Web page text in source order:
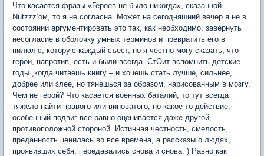
Что касается фразы «Героев не было никогда», сказанной
Nutzzz’ом, то я не согласна. Может на сегодняшний вечер я не в
состоянии аргументировать это так, как необходимо, завернуть
несогласие в оболочку умных терминов и превратить его в
пилюлю, которую каждый съест, но я честно могу сказать, что
герои, напротив, есть и были всегда. СтОит вспомнить детские
годы ,когда читаешь книгу – и хочешь стать лучше, сильнее,
добрее или злее, но тянешься за образом, нарисованным в мозгу.
Чем не герой? Что касается военных баталий, то тут всегда
тяжело найти правого или виноватого, но какое-то действие,
особенный подвиг все равно оценивается даже другой,
противоположной стороной. Истинная честность, смелость,
преданность ценилась во все времена, а рассказы о людях,
проявивших себя, передавались снова и снова. ) Равно как